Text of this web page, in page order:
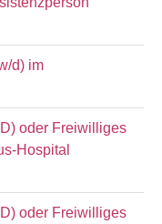
d) im
oder Freiwilliges
Hospital
oder Freiwilliges